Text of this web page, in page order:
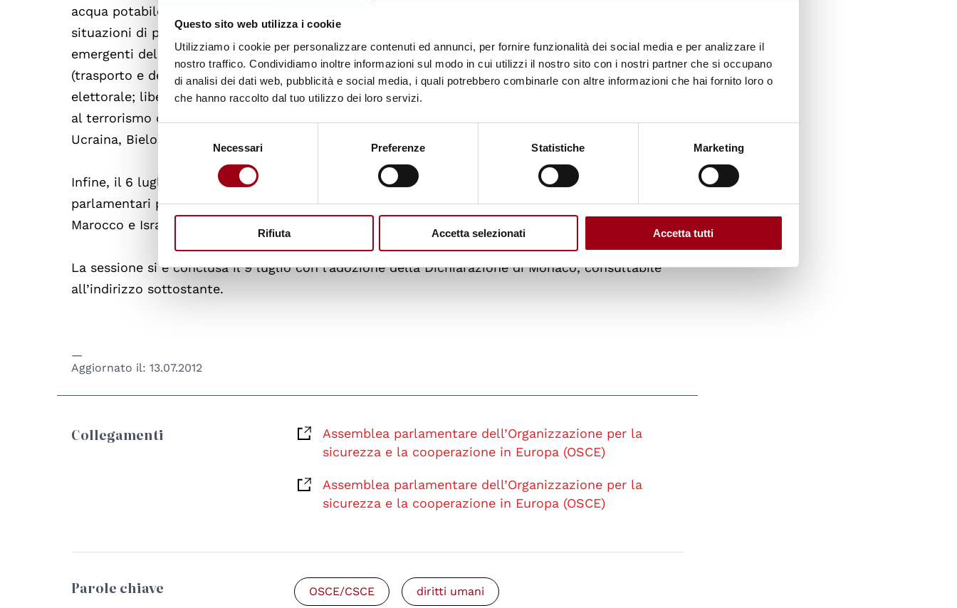
Questo sito web utilizza i cookie
Utilizziamo i cookie per personalizzare contenuti ed annunci, per fornire funzionalità dei social media e per analizzare il
nostro traffico. Condividiamo inoltre informazioni sul modo in cui utilizzi il nostro sito con i nostri partner che si occupano
di analisi dei dati web, pubblicità e social media, i quali potrebbero combinarle con altre informazioni che hai fornito loro o
che hanno raccolto dal tuo utilizzo dei loro servizi.
Necessari Preferenze Statistiche Marketing
Rifiuta Accetta selezionati Accetta tutti
acqua potabile al fine di rafforzare la sicurezza alimentare globale; assistenza ai bambini nelle
situazioni di post-conflitto; genere e minoranze nella Regione dell’OSCE; l’OSCE e le democrazie
emergenti del mondo arabo; indagini in corso sul programma diextraordinary renditions
(trasporto e detenzione illegale di prigionieri); potenziamento delle missioni di osservazione
elettorale; libertà di movimento nella Regione dell’OSCE; sostegno alla Strategia globale di lotta
al terrorismo delle Nazioni Unite. Inoltre, è stata analizzata la situazione di diversi Paesi, tra cui
Ucraina, Bielorussia, Moldova e Georgia, nonché la condizione dello stato di diritto in Russia.
Infine, il 6 luglio si è svolto un Forum mediterraneo, a cui hanno partecipato delegazioni
parlamentari provenienti da numerosi Paesi mediterranei partner dell’OSCE, tra cui Algeria,
Marocco e Israele, nonché delegazioni provenienti dalla Libia e Consiglio nazionale palestinese.
La sessione si è conclusa il 9 luglio con l’adozione della Dichiarazione di Monaco, consultabile
all’indirizzo sottostante.
Aggiornato il:13.07.2012
Collegamenti
Assemblea parlamentare dell’Organizzazione per la
sicurezza e la cooperazione in Europa (OSCE)
Assemblea parlamentare dell’Organizzazione per la
sicurezza e la cooperazione in Europa (OSCE)
Parole chiave OSCE/CSCE diritti umani